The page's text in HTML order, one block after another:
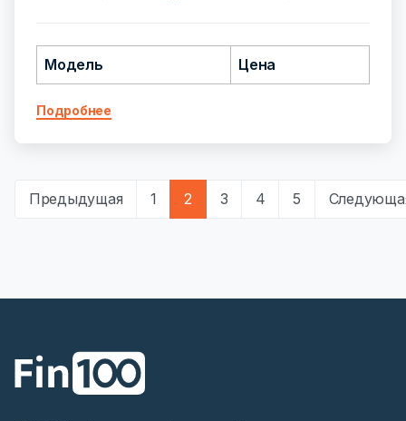
Модель Цена
Подробнее
Предыдущая 1 2 3 4 5